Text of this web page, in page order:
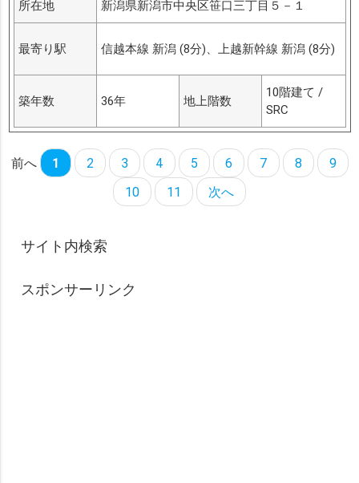
所在地 新潟県新潟市中央区笹口三丁目５－１
最寄り駅 信越本線 新潟 (8分)、上越新幹線 新潟 (8分)
築年数 36年 地上階数
10階建て /
SRC
前へ 1 2 3 4 5 6 7 8
9
10
11 次へ
サイト内検索
スポンサーリンク